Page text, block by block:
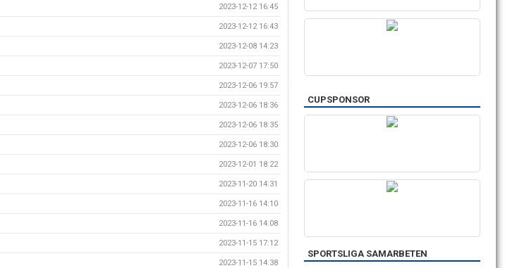
2023-12-12 16:45
2023-12-12 16:43
2023-12-08 14:23
2023-12-07 17:50
2023-12-06 19:57
2023-12-06 18:36
2023-12-06 18:35
2023-12-06 18:30
2023-12-01 18:22
2023-11-20 14:31
2023-11-16 14:10
2023-11-16 14:08
2023-11-15 17:12
2023-11-15 14:38
CUPSPONSOR
SPORTSLIGA SAMARBETEN